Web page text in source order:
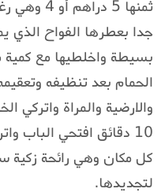
ثمنها 5
جدا بعطرها الفواح
بسيطة واخلطيها مع كمية
الحمام بعد تنظيفه
والارضية والمراة واتركي
10 دقائق افتحي الباب
لتجديدها.